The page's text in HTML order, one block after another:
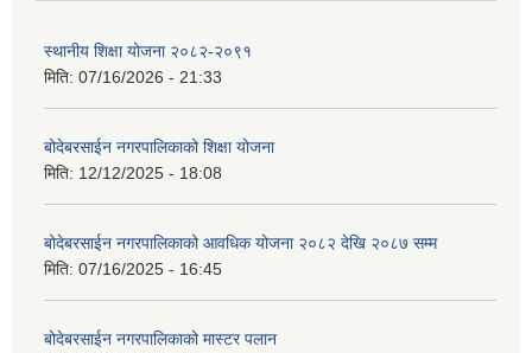
स्थानीय शिक्षा योजना २०८२-२०९१
मिति: 07/16/2026 - 21:33
बोदेबरसाईन नगरपालिकाको शिक्षा योजना
मिति: 12/12/2025 - 18:08
बोदेबरसाईन नगरपालिकाको आवधिक योजना २०८२ देखि २०८७ सम्म
मिति: 07/16/2025 - 16:45
बोदेबरसाईन नगरपालिकाको मास्टर पलान